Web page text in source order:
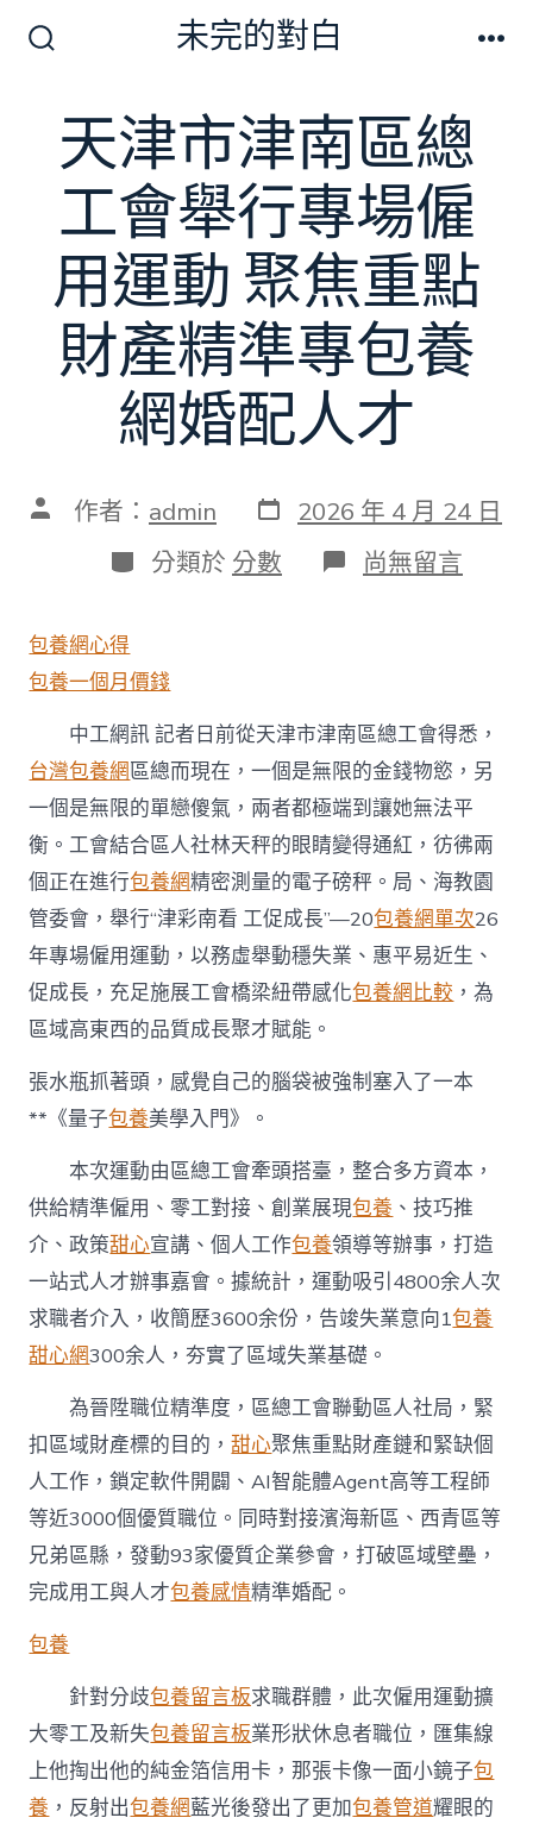
切
換
開
關
未完的對白
天津市津南區總
工會舉行專場僱
用運動 聚焦重點
財產精準專包養
網婚配人才
文 作者： admin 發
表
日
期
2026 年 4 月 24 日
分
類
分類於 分數 在
〈天
總
工
會
舉
行
專
場
僱
用
運
動
聚
財
準
專
包
養
網
婚
配
人
才〉
中
尚無留言
包養網心得
包養一個月價錢
中工網訊 記者日前從天津市津南區總工會得悉，
台灣包養網區總而現在，一個是無限的金錢物慾，另
一個是無限的單戀傻氣，兩者都極端到讓她無法平
衡。工會結合區人社林天秤的眼睛變得通紅，彷彿兩
個正在進行包養網精密測量的電子磅秤。局、海教園
管委會，舉行“津彩南看 工促成長”—20包養網單次26
年專場僱用運動，以務虛舉動穩失業、惠平易近生、
促成長，充足施展工會橋梁紐帶感化包養網比較 ，為
區域高東西的品質成長聚才賦能。
張水瓶抓著頭，感覺自己的腦袋被強制塞入了一本
**《量子包養美學入門》。
本次運動由區總工會牽頭搭臺，整合多方資本，
供給精準僱用、零工對接、創業展現包養 、技巧推
介、政策甜心宣講、個人工作包養領導等辦事，打造
一站式人才辦事嘉會。據統計，運動吸引4800余人次
求職者介入，收簡歷3600余份，告竣失業意向1包養
甜心網300余人，夯實了區域失業基礎。
為晉陞職位精準度，區總工會聯動區人社局，緊
扣區域財產標的目的，甜心聚焦重點財產鏈和緊缺個
人工作，鎖定軟件開闢、AI智能體Agent高等工程師
等近3000個優質職位。同時對接濱海新區、西青區等
兄弟區縣，發動93家優質企業參會，打破區域壁壘，
完成用工與人才包養感情精準婚配。
包養
針對分歧包養留言板求職群體，此次僱用運動擴
大零工及新失包養留言板業形狀休息者職位，匯集線
上他掏出他的純金箔信用卡，那張卡像一面小鏡子包
養 ，反射出包養網藍光後發出了更加包養管道耀眼的